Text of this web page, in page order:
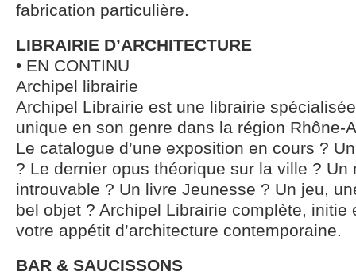
fabrication particulière.
LIBRAIRIE D’ARCHITECTURE
• EN CONTINU
Archipel librairie
Archipel Librairie est une librairie
unique en son genre dans la région Rhône-
Le catalogue d’une exposition en cours ?
? Le dernier opus théorique sur la ville ? Un
introuvable ? Un livre Jeunesse ? Un jeu,
bel objet ? Archipel Librairie complète, initie
votre appétit d’architecture contemporaine.
BAR & SAUCISSONS